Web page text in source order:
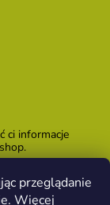
przeglądanie
Więcej
ci informacje